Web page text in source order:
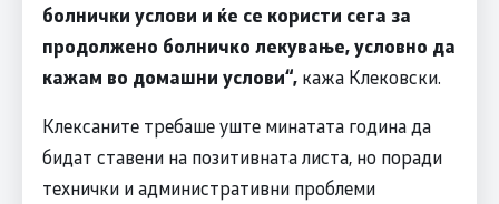
болнички услови и ќе се користи сега за
продолжено болничко лекување, условно да
кажам во домашни услови“, кажа Клековски.
Клексаните требаше уште минатата година да
бидат ставени на позитивната листа, но поради
технички и административни проблеми